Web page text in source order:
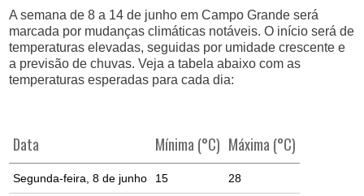
A semana de 8 a 14 de junho em Campo Grande será
marcada por mudanças climáticas notáveis. O início será de
temperaturas elevadas, seguidas por umidade crescente e
a previsão de chuvas. Veja a tabela abaixo com as
temperaturas esperadas para cada dia:
Data Mínima (°C) Máxima (°C)
Segunda-feira, 8 de junho 15 28